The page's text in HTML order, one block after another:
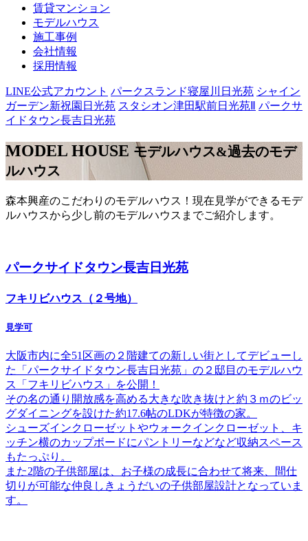
賃貸マンション
モデルハウス
施工事例
会社情報
採用情報
LINE公式アカウント パークスランド寝屋川日光苑 シャイン
ガーデン新祝園日光苑 スタシオン津田駅前日光苑Ⅱ
パークサ
イドタウン長吉日光苑
MODEL HOUSE モデルハウス&過去のモデ
ルハウス
森本興産のこだわりのモデルハウス！現在見学ができるモデ
ルハウスから少し前のモデルハウスまでご紹介します。
パークサイドタウン長吉日光苑
フキリビハウス（２号地）
見学可
大阪市内に全51区画の２階建ての新しい街としてデビューし
た「パークサイドタウン長吉日光苑」の２邸目のモデルハウ
ス「フキリビハウス」を公開！
その名の通り開放感を高める大きな吹き抜けと約３ｍのビッ
グダイニングを設けた約17.6帖のLDKが特徴の家。
シューズインクローゼットやウォークインクローゼット、キ
ッチン横のカップボードにパントリーなどなど収納スペース
もたっぷり。
また2階の子供部屋は、お子様の成長に合わせて将来、間仕
切りが可能な仲良しきょうだいの子供部屋設計となっていま
す。